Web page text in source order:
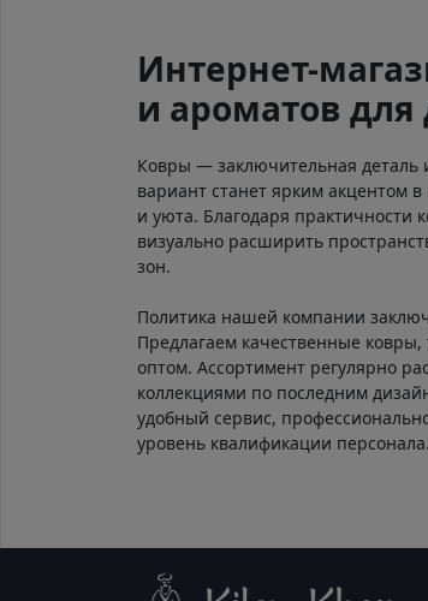
Интернет-
и ароматов
Ковры — заключительная
вариант станет ярким акцентом
и уюта. Благодаря
визуально расширить
зон.
Политика нашей компании
Предлагаем качественные
оптом. Ассортимент регулярно
коллекциями по последним
удобный сервис,
уровень квалификации персонала.